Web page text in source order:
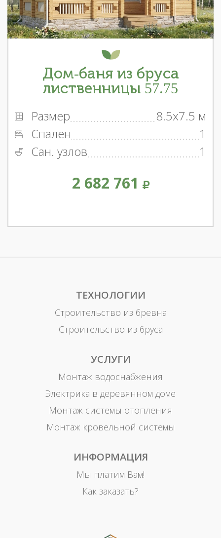
Дом-баня из бруса
лиственницы 57.75
Размер
8.5x7.5 м
Спален
1
Сан. узлов
1
2 682 761
ТЕХНОЛОГИИ
Строительство из бревна
Строительство из бруса
УСЛУГИ
Монтаж водоснабжения
Электрика в деревянном доме
Монтаж системы отопления
Монтаж кровельной системы
ИНФОРМАЦИЯ
Мы платим Вам!
Как заказать?